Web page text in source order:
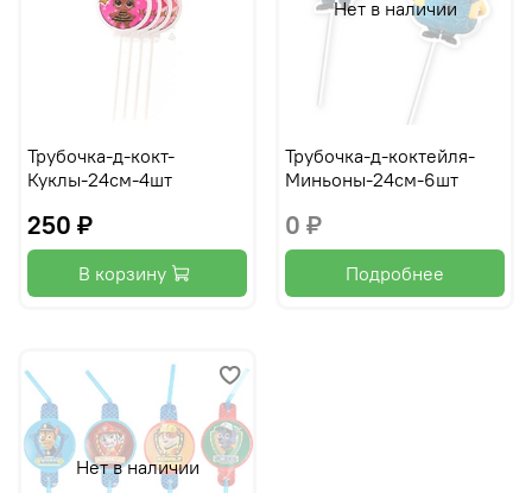
Трубочка-д-кокт-
Куклы-24см-4шт
250 ₽
В корзину
Нет в наличии
Трубочка-д-коктейля-
Миньоны-24см-6шт
0 ₽
Подробнее
Нет в наличии